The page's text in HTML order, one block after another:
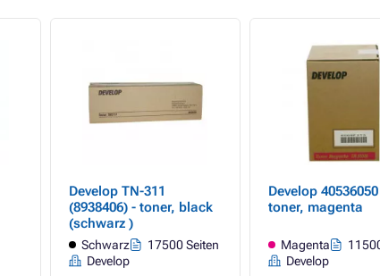
Develop TN-311
(8938406) - toner, black
(schwarz )
Schwarz
17500 Seiten
Develop
Develop
toner, magenta
Magenta
Develop